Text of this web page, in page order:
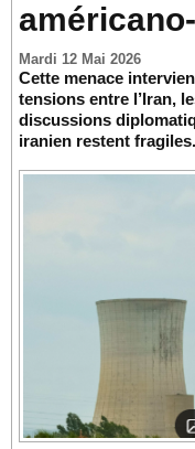
Mardi 12 Mai 2026
Cette menace
tensions entre l’Iran,
discussions
iranien restent fragiles.